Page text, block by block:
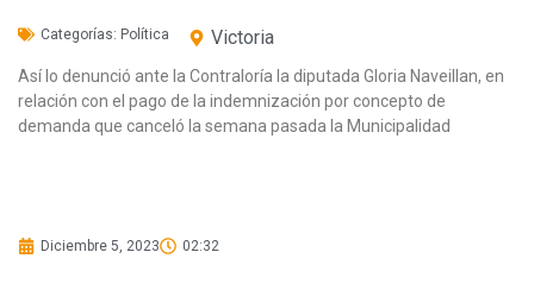
Categorías: Política Victoria
Así lo denunció ante la Contraloría la diputada Gloria Naveillan, en
relación con el pago de la indemnización por concepto de
demanda que canceló la semana pasada la Municipalidad
Diciembre 5, 2023 02:32